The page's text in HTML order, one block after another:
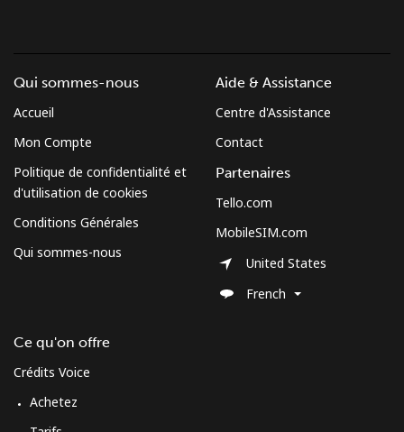
Qui sommes-nous
Accueil
Mon Compte
Politique de confidentialité et
d'utilisation de cookies
Conditions Générales
Qui sommes-nous
Ce qu'on offre
Crédits Voice
Achetez
Aide & Assistance
Centre d'Assistance
Contact
Partenaires
Tello.com
MobileSIM.com
United States
French